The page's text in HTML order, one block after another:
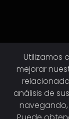
Utilizamos
mejorar
análisis de